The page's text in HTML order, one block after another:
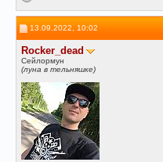
13.09.2022, 10:02
Rocker_dead
Сейлормун
(луна в тельняшке)